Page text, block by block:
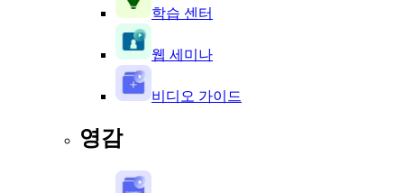
학습 센터
웹 세미나
비디오 가이드
영감